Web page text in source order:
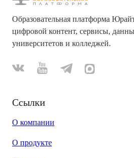
Образовательная платформа
цифровой контент, сервисы,
университетов и колледжей.
Ссылки
О компании
О продукте